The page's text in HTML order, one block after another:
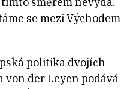
se mezi Východem
politika dvojích
von der Leyen podává